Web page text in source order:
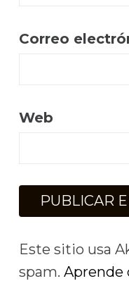
Correo
Web
Este sitio usa
spam. Aprende